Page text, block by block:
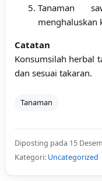
Tanaman
menghaluskan
Catatan
Konsumsilah herbal
dan sesuai takaran.
Tanaman
Diposting pada 15
Kategori: Uncategorized